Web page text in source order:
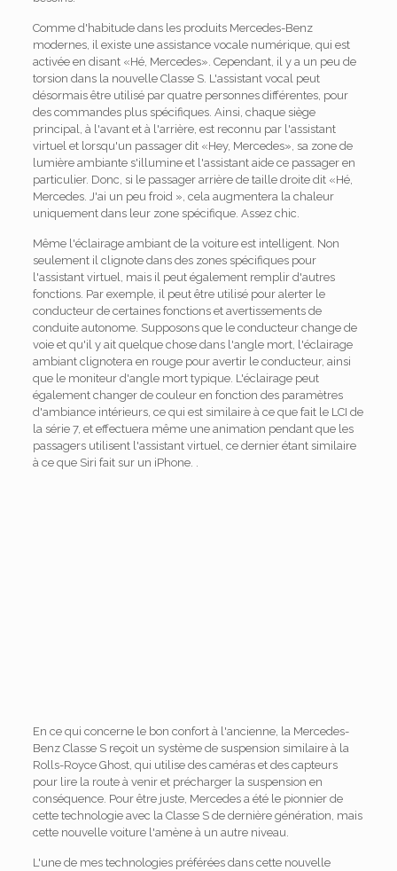
Comme d'habitude dans les produits Mercedes-Benz
modernes, il existe une assistance vocale numérique, qui est
activée en disant «Hé, Mercedes». Cependant, il y a un peu de
torsion dans la nouvelle Classe S. L'assistant vocal peut
désormais être utilisé par quatre personnes différentes, pour
des commandes plus spécifiques. Ainsi, chaque siège
principal, à l'avant et à l'arrière, est reconnu par l'assistant
virtuel et lorsqu'un passager dit «Hey, Mercedes», sa zone de
lumière ambiante s'illumine et l'assistant aide ce passager en
particulier. Donc, si le passager arrière de taille droite dit «Hé,
Mercedes. J'ai un peu froid », cela augmentera la chaleur
uniquement dans leur zone spécifique. Assez chic.
Même l'éclairage ambiant de la voiture est intelligent. Non
seulement il clignote dans des zones spécifiques pour
l'assistant virtuel, mais il peut également remplir d'autres
fonctions. Par exemple, il peut être utilisé pour alerter le
conducteur de certaines fonctions et avertissements de
conduite autonome. Supposons que le conducteur change de
voie et qu'il y ait quelque chose dans l'angle mort, l'éclairage
ambiant clignotera en rouge pour avertir le conducteur, ainsi
que le moniteur d'angle mort typique. L'éclairage peut
également changer de couleur en fonction des paramètres
d'ambiance intérieurs, ce qui est similaire à ce que fait le LCI de
la série 7, et effectuera même une animation pendant que les
passagers utilisent l'assistant virtuel, ce dernier étant similaire
à ce que Siri fait sur un iPhone. .
En ce qui concerne le bon confort à l'ancienne, la Mercedes-
Benz Classe S reçoit un système de suspension similaire à la
Rolls-Royce Ghost, qui utilise des caméras et des capteurs
pour lire la route à venir et précharger la suspension en
conséquence. Pour être juste, Mercedes a été le pionnier de
cette technologie avec la Classe S de dernière génération, mais
cette nouvelle voiture l'amène à un autre niveau.
L'une de mes technologies préférées dans cette nouvelle